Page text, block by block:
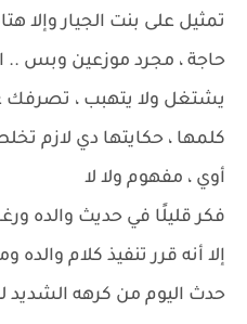
تمثيل على بنت الجيار وإلا
حاجة ، مجرد موزعين وبس ..
يشتغل ولا يتهبب ،
كلمها ، حكايتها دي لازم
أوي ، مفهوم ولا لا
فكر قليلًا في حديث والده
إلا أنه قرر تنفيذ كلام والده
حدث اليوم من كرهه الشديد